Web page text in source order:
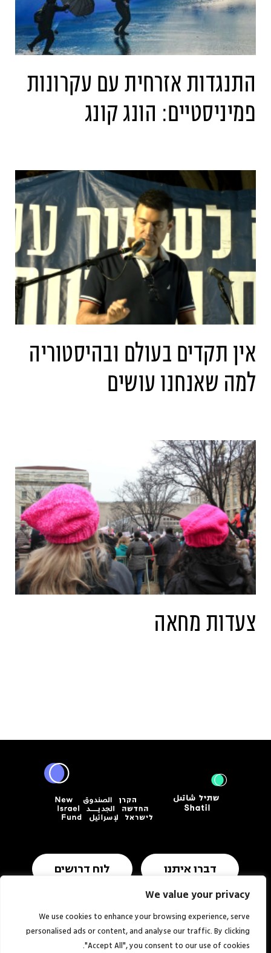
We value your privacy
We use cookies to enhance your browsing experience, serve
personalised ads or content, and analyse our traffic. By clicking
"Accept All", you consent to our use of cookies.
התנגדות אזרחית עם עקרונות
פמיניסטיים: הונג קונג
אין תקדים בעולם ובהיסטוריה
למה שאנחנו עושים
צעדות מחאה
דברו איתנו לוח דרושים
תנאי שימוש ומדיניות פרטיות הצהרת נגישות